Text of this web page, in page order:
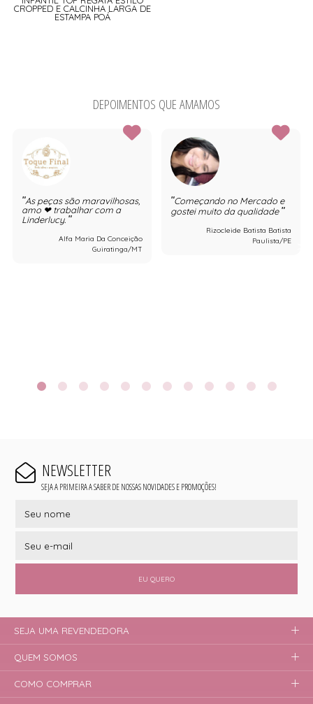
CROPPED E CALCINHA LARGA DE
ESTAMPA POÁ
DEPOIMENTOS QUE AMAMOS
As peças são maravilhosas,
amo ❤ trabalhar com a
Linderlucy.
Alfa Maria Da Conceição
Guiratinga/MT
Começando no Mercado e
gostei muito da qualidade
Rizocleide Batista Batista
Paulista/PE
NEWSLETTER
SEJA A PRIMEIRA A SABER DE NOSSAS NOVIDADES E PROMOÇÕES!
EU QUERO
SEJA UMA REVENDEDORA
QUEM SOMOS
COMO COMPRAR